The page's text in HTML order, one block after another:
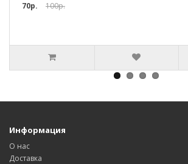
70р. 100р.
Информация
О нас
Доставка